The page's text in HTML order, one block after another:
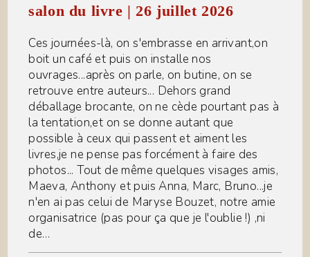
salon du livre | 26 juillet 2026
Ces journées-là, on s'embrasse en arrivant,on
boit un café et puis on installe nos
ouvrages...après on parle, on butine, on se
retrouve entre auteurs... Dehors grand
déballage brocante, on ne cède pourtant pas à
la tentation,et on se donne autant que
possible à ceux qui passent et aiment les
livres,je ne pense pas forcément à faire des
photos... Tout de même quelques visages amis,
Maeva, Anthony et puis Anna, Marc, Bruno...je
n'en ai pas celui de Maryse Bouzet, notre amie
organisatrice (pas pour ça que je l'oublie !) ,ni
de…